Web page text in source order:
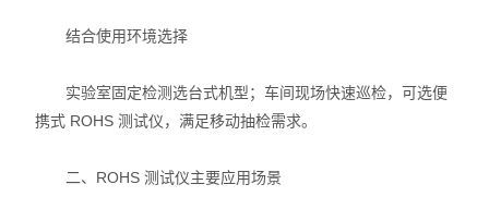
RoHS2.0检测仪
结合使用环境选择
实验室固定检测选台式机型；车间现场快速巡检，可选便
携式 ROHS 测试仪，满足移动抽检需求。
二、ROHS 测试仪主要应用场景